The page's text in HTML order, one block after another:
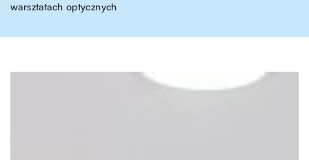
warsztatach optycznych